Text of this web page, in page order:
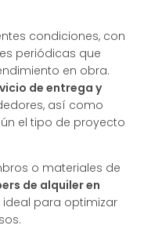
condiciones, con
periódicas que
en obra.
de entrega y
así como
el tipo de proyecto
o materiales de
de alquiler en
para optimizar